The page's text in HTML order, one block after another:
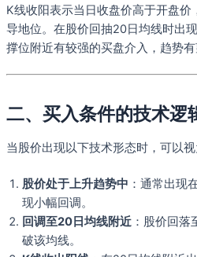
K线收阳表示当日收盘价高于开盘
导地位。在股价回抽20日均线时出
撑位附近有较强的买盘介入，趋势有
二、买入条件的技术逻
当股价出现以下技术形态时，可以
股价处于上升趋势中 ：通常出现
现小幅回调。
回调至20日均线附近 ：股价回
破该均线。